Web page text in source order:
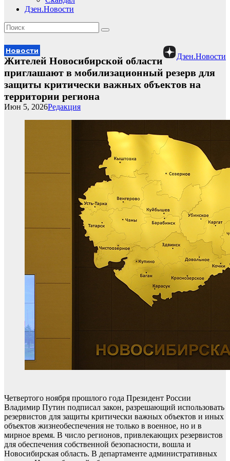
Дзен.Новости
Дзен.Новости
Новости
Жителей Новосибирской области
приглашают в мобилизационный резерв для
защиты критически важных объектов на
территории региона
Редакция
Июн 5, 2026
Четвертого ноября прошлого года Президент России
Владимир Путин подписал закон, разрешающий использовать
резервистов для защиты критически важных объектов и иных
объектов жизнеобеспечения не только в военное, но и в
мирное время. В число регионов, привлекающих резервистов
для обеспечения собственной безопасности, вошла и
Новосибирская область. В департаменте административных